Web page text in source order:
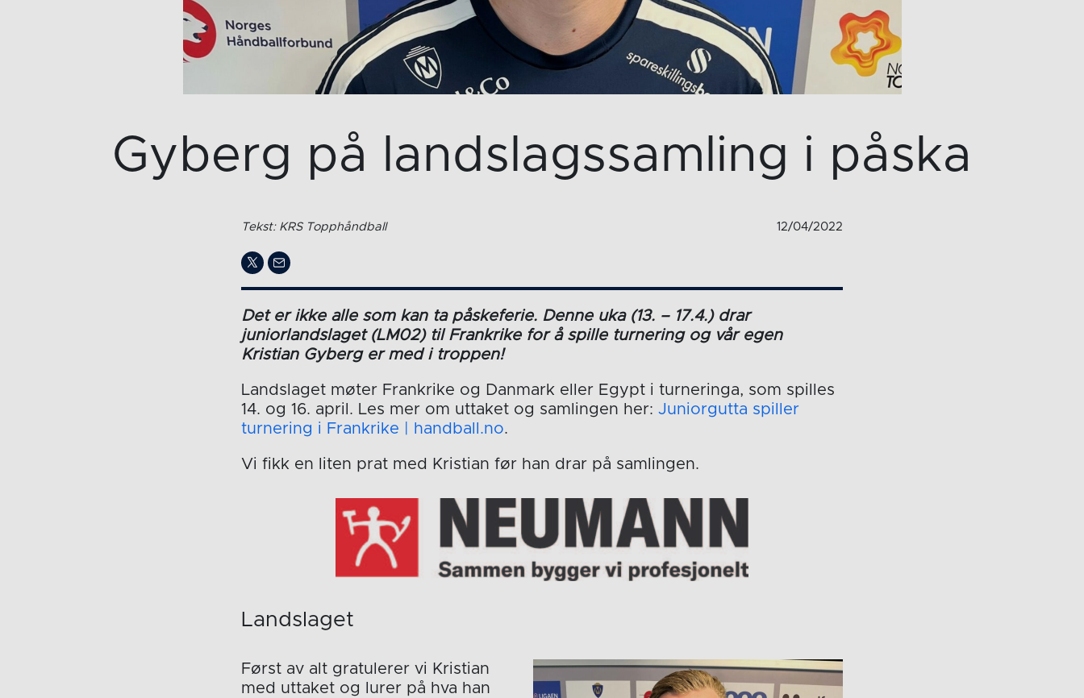
Gyberg på landslagssamling i påska
Tekst: KRS Topphåndball 12/04/2022
Det er ikke alle som kan ta påskeferie. Denne uka (13. – 17.4.) drar
juniorlandslaget (LM02) til Frankrike for å spille turnering og vår egen
Kristian Gyberg er med i troppen!
Landslaget møter Frankrike og Danmark eller Egypt i turneringa, som spilles
14. og 16. april. Les mer om uttaket og samlingen her:Juniorgutta spiller
turnering i Frankrike | handball.no.
Vi fikk en liten prat med Kristian før han drar på samlingen.
Landslaget
Først av alt gratulerer vi Kristian
med uttaket og lurer på hva han